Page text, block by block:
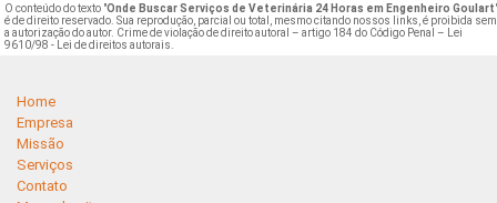
O conteúdo do texto "Onde Buscar Serviços de Veterinária 24 Horas em Engenheiro Goulart
é de direito reservado. Sua reprodução, parcial ou total, mesmo citando nossos links, é proibida sem
a autorização do autor. Crime de violação de direito autoral – artigo 184 do Código Penal –
Lei
9610/98 - Lei de direitos autorais
Home
Empresa
Missão
Serviços
Contato